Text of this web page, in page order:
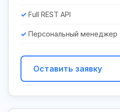
Full REST API
Персональный менеджер
Оставить заявку